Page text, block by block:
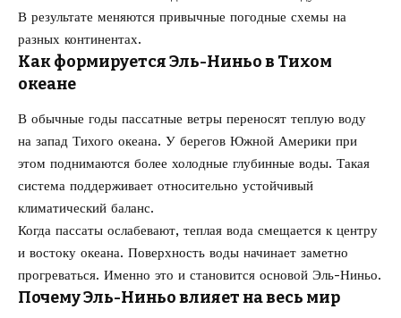
В результате меняются привычные погодные схемы на
разных континентах.
Как формируется Эль-Ниньо в Тихом
океане
В обычные годы пассатные ветры переносят теплую воду
на запад Тихого океана. У берегов Южной Америки при
этом поднимаются более холодные глубинные воды. Такая
система поддерживает относительно устойчивый
климатический баланс.
Когда пассаты ослабевают, теплая вода смещается к центру
и востоку океана. Поверхность воды начинает заметно
прогреваться. Именно это и становится основой Эль-Ниньо.
Почему Эль-Ниньо влияет на весь мир